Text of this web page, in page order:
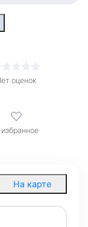
оценок
На карте